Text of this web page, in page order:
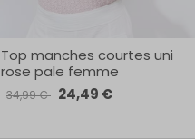
Top manches courtes uni
rose pale femme
34,99 € 24,49 €